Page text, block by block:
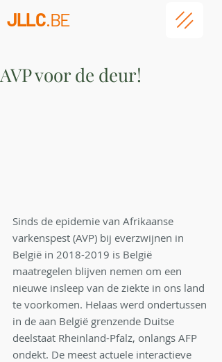
JLLC.BE
AVP voor de deur!
Sinds de epidemie van Afrikaanse
varkenspest (AVP) bij everzwijnen in
België in 2018-2019 is België
maatregelen blijven nemen om een
nieuwe insleep van de ziekte in ons land
te voorkomen. Helaas werd ondertussen
in de aan België grenzende Duitse
deelstaat Rheinland-Pfalz, onlangs AFP
ondekt. De meest actuele interactieve